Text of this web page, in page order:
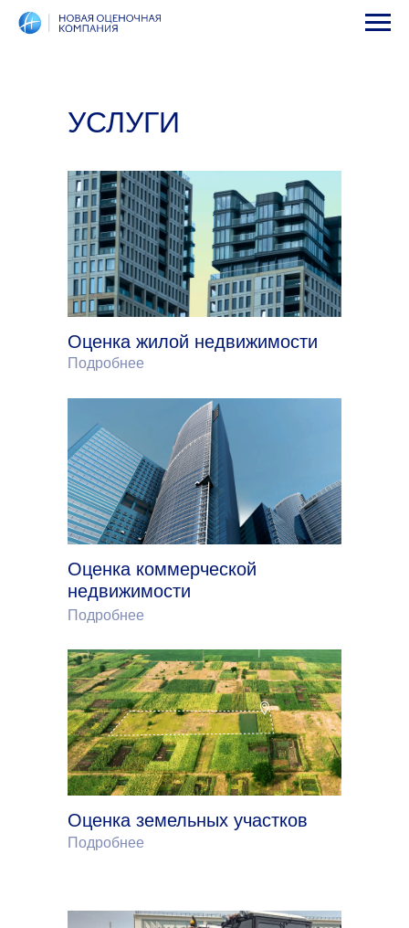
УСЛУГИ
Оценка жилой недвижимости
Оценка коммерческой
недвижимости
Подробнее
Подробнее
Оценка земельных участков
Подробнее